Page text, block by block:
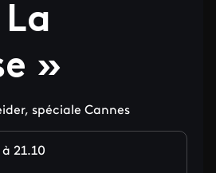
»
spéciale Cannes
21.10